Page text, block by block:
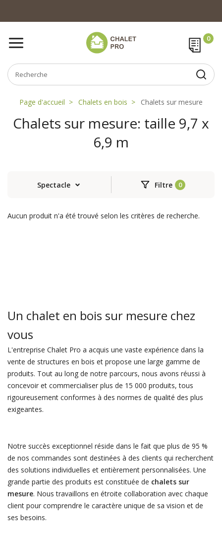
Page d'accueil Chalets en bois Chalets sur mesure
Chalets sur mesure: taille 9,7 x
6,9 m
Spectacle Filtre
Aucun produit n'a été trouvé selon les critères de recherche.
Un chalet en bois sur mesure chez
vous
L'entreprise Chalet Pro a acquis une vaste expérience dans la
vente de structures en bois et propose une large gamme de
produits. Tout au long de notre parcours, nous avons réussi à
concevoir et commercialiser plus de 15 000 produits, tous
rigoureusement conformes à des normes de qualité des plus
exigeantes.
Notre succès exceptionnel réside dans le fait que plus de 95 %
de nos commandes sont destinées à des clients qui recherchent
des solutions individuelles et entièrement personnalisées. Une
grande partie des produits est constituée de chalets sur
mesure. Nous travaillons en étroite collaboration avec chaque
client pour comprendre le caractère unique de sa vision et de
ses besoins.